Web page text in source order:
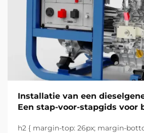
Installatie van een
Een stap-voor-stapgids voor
h2 { margin-top: 26px; margin-